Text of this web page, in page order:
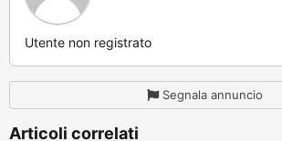
Utente non registrato
Segnala annuncio
Articoli correlati